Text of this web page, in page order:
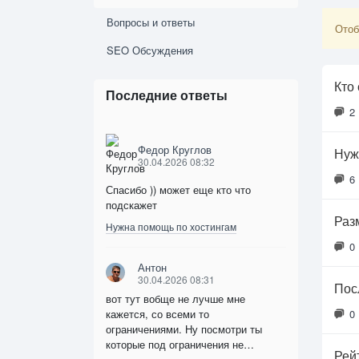
Вопросы и ответы
SEO Обсуждения
Последние ответы
Федор Круглов
30.04.2026 08:32
Спасибо )) может еще кто что
подскажет
Нужна помощь по хостингам
Антон
30.04.2026 08:31
вот тут вобще не лучше мне
кажется, со всеми то
ограничениями. Ну посмотри ты
которые под ограничения не…
2
6
0
0